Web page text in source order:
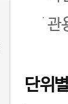
관
단위